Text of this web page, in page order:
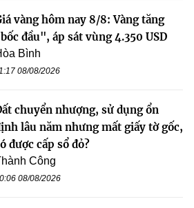
vàng hôm nay 8/8: Vàng tăng
đầu", áp sát vùng 4.350 USD
Bình
08/08/2026
chuyển nhượng, sử dụng ổn
lâu năm nhưng mất giấy tờ gốc,
được cấp sổ đỏ?
Công
08/08/2026